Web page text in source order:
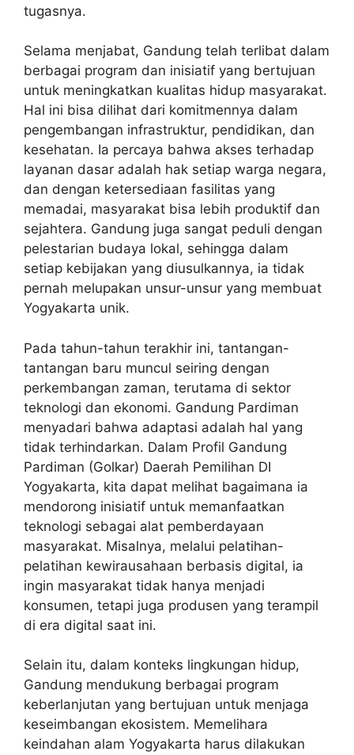
tugasnya.
Selama menjabat, Gandung telah terlibat dalam
berbagai program dan inisiatif yang bertujuan
untuk meningkatkan kualitas hidup masyarakat.
Hal ini bisa dilihat dari komitmennya dalam
pengembangan infrastruktur, pendidikan, dan
kesehatan. Ia percaya bahwa akses terhadap
layanan dasar adalah hak setiap warga negara,
dan dengan ketersediaan fasilitas yang
memadai, masyarakat bisa lebih produktif dan
sejahtera. Gandung juga sangat peduli dengan
pelestarian budaya lokal, sehingga dalam
setiap kebijakan yang diusulkannya, ia tidak
pernah melupakan unsur-unsur yang membuat
Yogyakarta unik.
Pada tahun-tahun terakhir ini, tantangan-
tantangan baru muncul seiring dengan
perkembangan zaman, terutama di sektor
teknologi dan ekonomi. Gandung Pardiman
menyadari bahwa adaptasi adalah hal yang
tidak terhindarkan. Dalam Profil Gandung
Pardiman (Golkar) Daerah Pemilihan DI
Yogyakarta, kita dapat melihat bagaimana ia
mendorong inisiatif untuk memanfaatkan
teknologi sebagai alat pemberdayaan
masyarakat. Misalnya, melalui pelatihan-
pelatihan kewirausahaan berbasis digital, ia
ingin masyarakat tidak hanya menjadi
konsumen, tetapi juga produsen yang terampil
di era digital saat ini.
Selain itu, dalam konteks lingkungan hidup,
Gandung mendukung berbagai program
keberlanjutan yang bertujuan untuk menjaga
keseimbangan ekosistem. Memelihara
keindahan alam Yogyakarta harus dilakukan